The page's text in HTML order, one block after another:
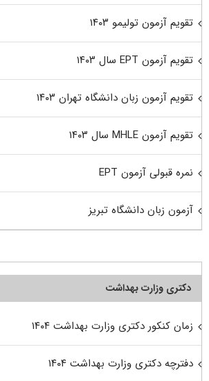
تقویم آزمون تولیمو ۱۴۰۳
تقویم آزمون EPT سال ۱۴۰۳
تقویم آزمون زبان دانشگاه تهران ۱۴۰۳
تقویم آزمون MHLE سال ۱۴۰۳
نمره قبولی آزمون EPT
آزمون زبان دانشگاه تبریز
دکتری وزارت بهداشت
زمان کنکور دکتری وزارت بهداشت ۱۴۰۴
دفترچه دکتری وزارت بهداشت ۱۴۰۴